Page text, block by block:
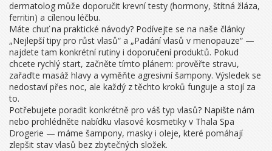
dermatolog může doporučit krevní testy (hormony, štítná žláza,
ferritin) a cílenou léčbu.
Máte chuť na praktické návody? Podívejte se na naše články
„Nejlepší tipy pro růst vlasů“ a „Padání vlasů v menopauze“ —
najdete tam konkrétní rutiny i doporučení produktů. Pokud
chcete rychlý start, začněte tímto plánem: prověřte stravu,
zařaďte masáž hlavy a vyměňte agresivní šampony. Výsledek se
nedostaví přes noc, ale každý z těchto kroků funguje a stojí za
to.
Potřebujete poradit konkrétně pro váš typ vlasů? Napište nám
nebo prohlédněte nabídku vlasové kosmetiky v Thala Spa
Drogerie — máme šampony, masky i oleje, které pomáhají
zlepšit stav vlasů bez zbytečných složek.